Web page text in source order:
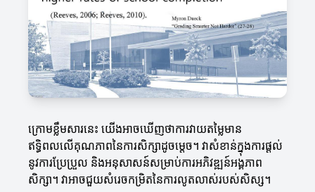
ក្រោមខ្លឹមសារនេះ យើងអាចឃើញថាការវាយតម្លៃមាន
ឥទ្ធិពលលើគុណភាពនៃការសិក្សាដូចម្តេច។ វាសំខាន់ក្នុងការផ្ដល់
នូវការប្រែប្រួល និងអនុសាសន៍សម្រាប់ការអភិវឌ្ឍន៍អង្គភាព
សិក្សា។ វាអាចជួយសំរេចកម្រិតនៃការលូតលាស់របស់សិស្ស។